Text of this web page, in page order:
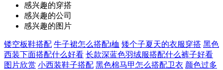
感兴趣的穿搭
感兴趣的公司
感兴趣的图片
镂空板鞋搭配 牛子裙怎么搭配t桖 矮个子夏天的衣服穿搭 黑色
西装下面搭配什么好看 长款深蓝色羽绒服搭配什么裤子好看
图片欣赏 小西装鞋子搭配 黑色棉马甲怎么搭配卫衣 颜色过多